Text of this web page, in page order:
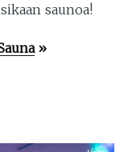
saunoa!
»